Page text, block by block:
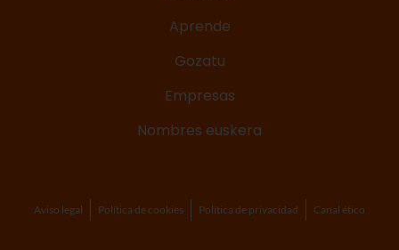
Aprende
Gozatu
Empresas
Nombres euskera
Aviso legal Política de cookies Política de privacidad Canal ético